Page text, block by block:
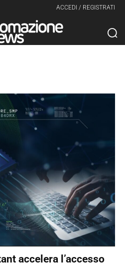
ACCEDI / REGISTRATI
accelera l’accesso